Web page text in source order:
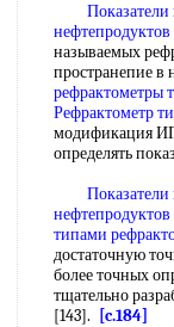
нефтепродуктов
называемых
пространепие в
рефрактометры
Рефрактометр
модификация
определять
нефтепродуктов
типами
достаточную
более точных
тщательно
[143].
[c.184]